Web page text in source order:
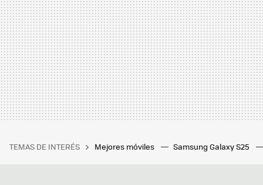
TEMAS DE INTERÉS Mejores móviles Samsung Galaxy S25